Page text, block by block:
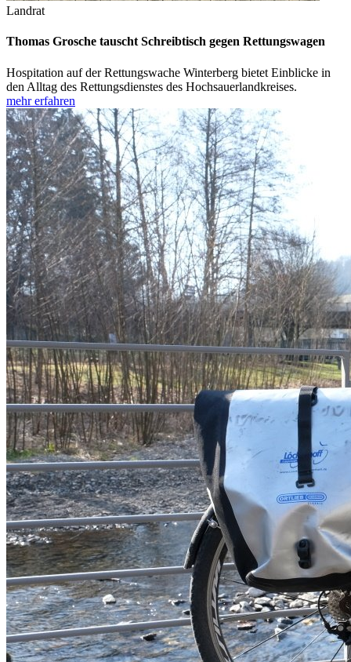
Landrat
Thomas Grosche tauscht Schreibtisch gegen Rettungswagen
Hospitation auf der Rettungswache Winterberg bietet Einblicke in
den Alltag des Rettungsdienstes des Hochsauerlandkreises.
mehr erfahren